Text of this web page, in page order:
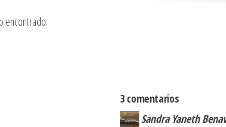
encontrado.
3 comentarios
Sandra Yaneth